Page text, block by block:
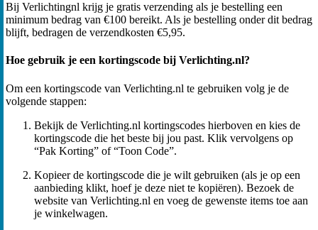
Bij Verlichtingnl krijg je gratis verzending als je bestelling een
minimum bedrag van €100 bereikt. Als je bestelling onder dit bedrag
blijft, bedragen de verzendkosten €5,95.
Hoe gebruik je een kortingscode bij Verlichting.nl?
Om een kortingscode van Verlichting.nl te gebruiken volg je de
volgende stappen:
Bekijk de Verlichting.nl kortingscodes hierboven en kies de
kortingscode die het beste bij jou past. Klik vervolgens op
“Pak Korting” of “Toon Code”.
Kopieer de kortingscode die je wilt gebruiken (als je op een
aanbieding klikt, hoef je deze niet te kopiëren). Bezoek de
website van Verlichting.nl en voeg de gewenste items toe aan
je winkelwagen.